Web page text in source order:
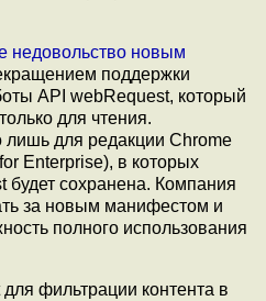
недовольство новым
поддержки
API webRequest, который
для чтения.
лишь для редакции Chrome
Enterprise), в которых
будет сохранена. Компания
за новым манифестом и
полного использования
фильтрации контента в